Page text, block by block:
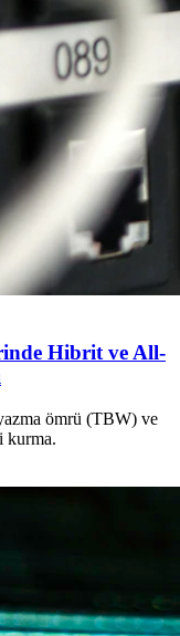
Hibrit ve All-
ömrü (TBW) ve
kurma.